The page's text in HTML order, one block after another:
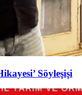
Söyleşişi